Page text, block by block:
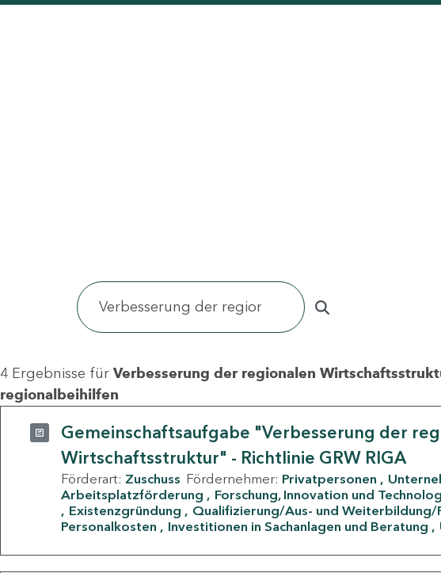
4 Ergebnisse für Verbesserung der regionalen
regionalbeihilfen
Gemeinschaftsaufgabe "Verbesserung der
Wirtschaftsstruktur" - Richtlinie GRW RIGA
Förderart: Zuschuss Fördernehmer: Privatpersonen
Arbeitsplatzförderung
Forschung, Innovation und
Existenzgründung
Qualifizierung/Aus- und Weiterbildung/
Personalkosten
Investitionen in Sachanlagen und Beratung